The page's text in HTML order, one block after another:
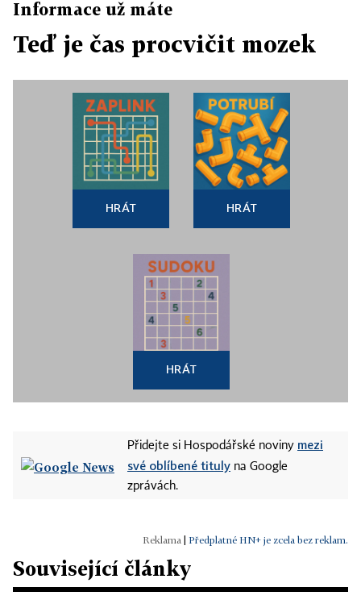
Informace už máte
Teď je čas procvičit mozek
HRÁT HRÁT
HRÁT
Přidejte si Hospodářské noviny mezi
své oblíbené tituly na Google
zprávách.
Předplatné HN+ je zcela bez reklam.
Související články